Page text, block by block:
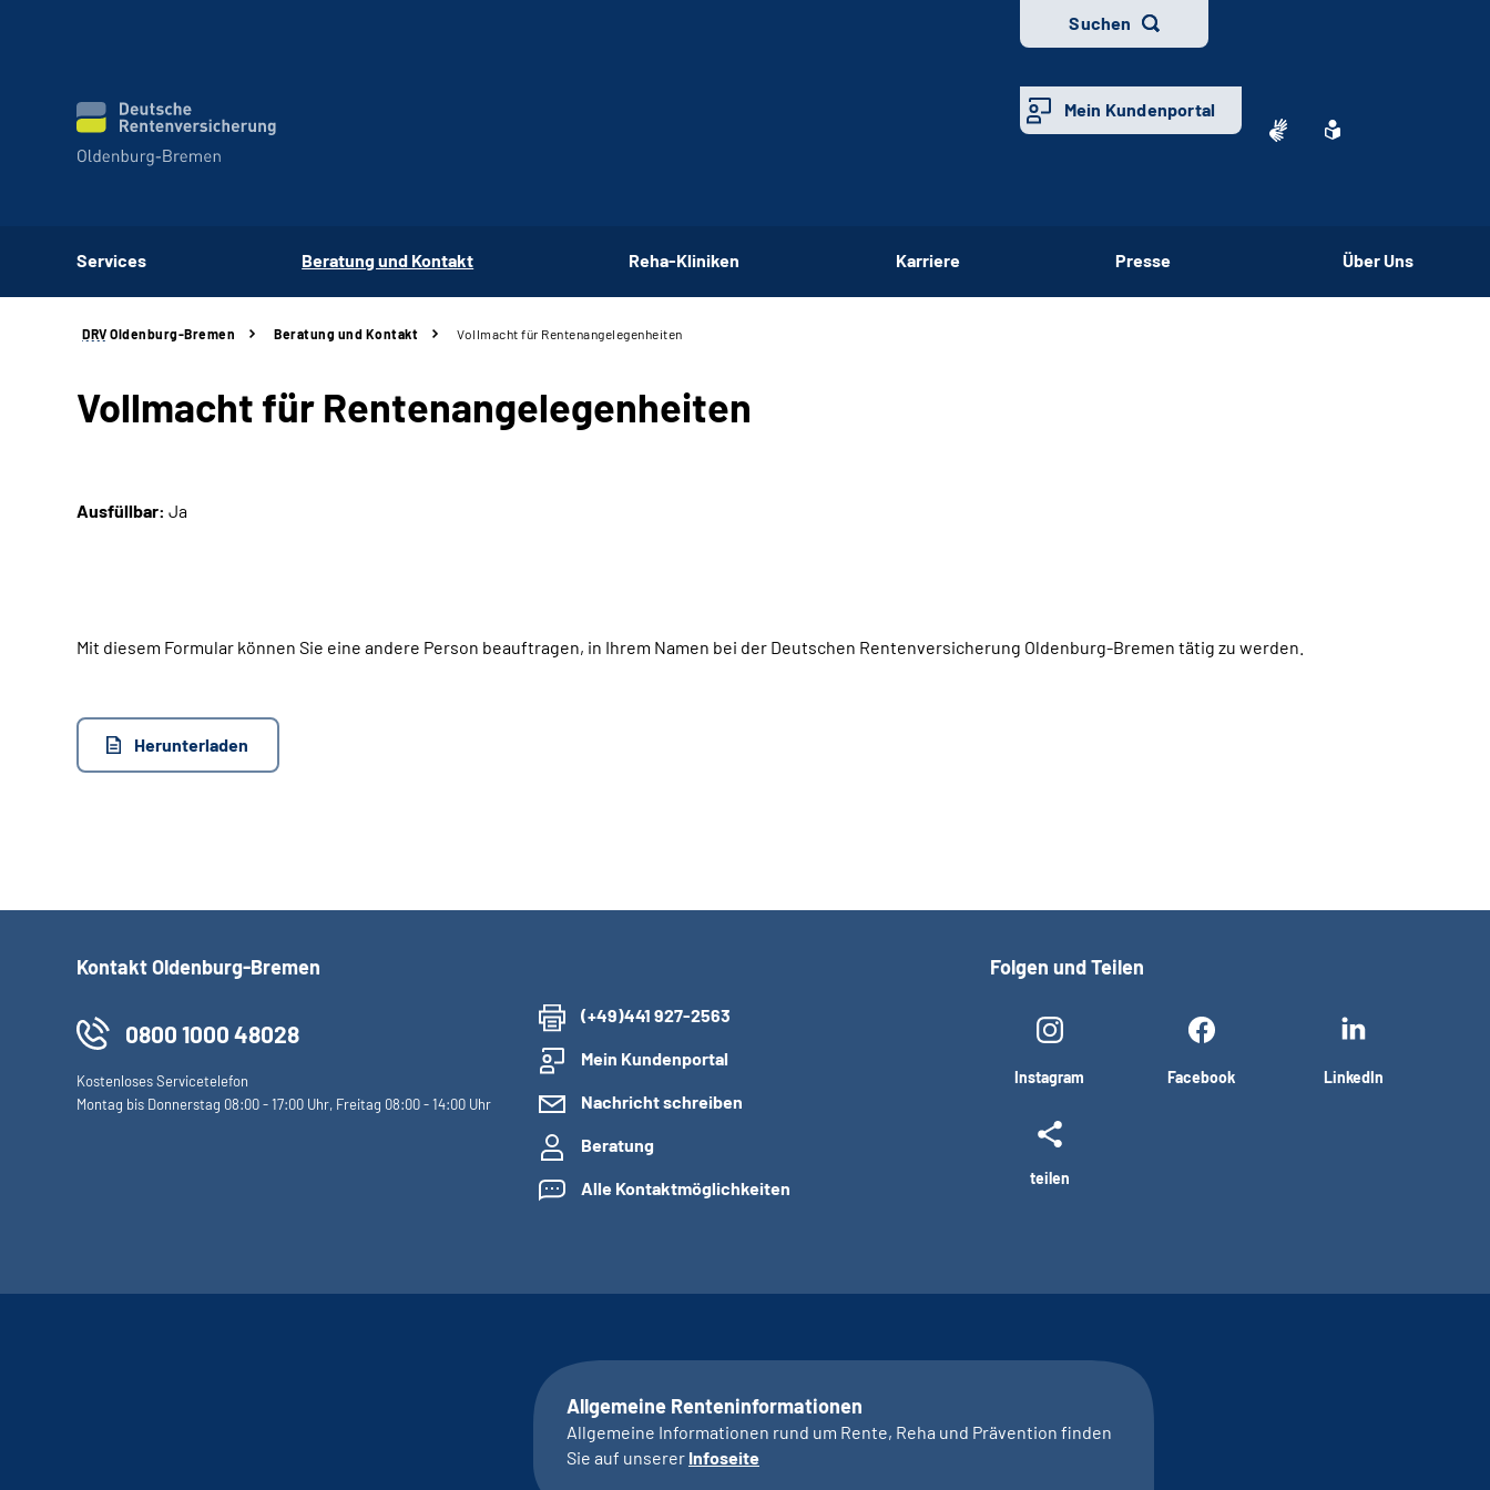
Suchen
Mein Kundenportal
Services Beratung und Kontakt Reha-Kliniken Karriere Presse Über Uns
DRV Oldenburg-Bremen Beratung und Kontakt Vollmacht für Rentenangelegenheiten
Vollmacht für Rentenangelegenheiten
Ausfüllbar: Ja
Mit diesem Formular können Sie eine andere Person beauftragen, in Ihrem Namen bei der Deutschen Rentenversicherung Oldenburg-Bremen tätig zu werden.
Herunterladen
Kontakt Oldenburg-Bremen
0800 1000 48028
Kostenloses Servicetelefon
Montag bis Donnerstag 08:00 - 17:00 Uhr, Freitag 08:00 - 14:00 Uhr
(+49)441 927-2563
Mein Kundenportal
Nachricht schreiben
Beratung
Alle Kontaktmöglichkeiten
Folgen und Teilen
Instagram Facebook LinkedIn
teilen
Allgemeine Renteninformationen
Allgemeine Informationen rund um Rente, Reha und Prävention finden
Sie auf unserer Infoseite